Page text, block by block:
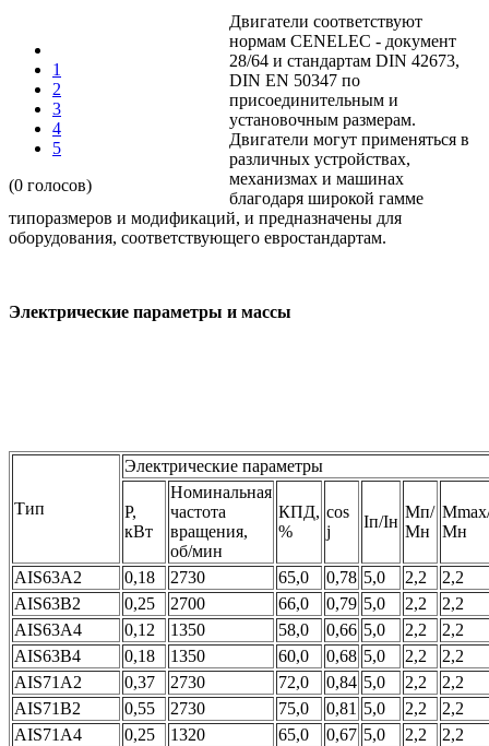
1
2
3
4
5
(0 голосов)
Двигатели соответствуют
нормам CENELEC - документ
28/64 и стандартам DIN 42673,
DIN EN 50347 по
присоединительным и
установочным размерам.
Двигатели могут применяться в
различных устройствах,
механизмах и машинах
благодаря широкой гамме
типоразмеров и модификаций, и предназначены для
оборудования, соответствующего евростандартам.
Электрические параметры и массы
Тип
Электрические параметры
Р,
кВт
Номинальная
частота
вращения,
об/мин
КПД,
%
cos
j
Iп/Iн
Мп/
Мн
Мн
АIS63А2 0,18 2730 65,0 0,78 5,0 2,2
2,2
AIS63В2
0,25 2700 66,0 0,79 5,0 2,2
2,2
АIS63А4
0,12 1350 58,0 0,66 5,0 2,2
2,2
АIS63В4
0,18 1350 60,0 0,68 5,0 2,2
2,2
АIS71А2
0,37 2730 72,0 0,84 5,0 2,2
2,2
АIS71В2
0,55 2730 75,0 0,81 5,0 2,2
2,2
АIS71А4
0,25 1320 65,0 0,67 5,0 2,2
2,2